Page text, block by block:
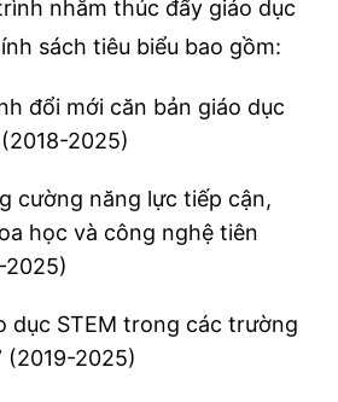
nhằm thúc đẩy giáo dục
sách tiêu biểu bao gồm:
đổi mới căn bản giáo dục
2025)
cường năng lực tiếp cận,
học và công nghệ tiên
2025)
dục STEM trong các trường
(2019-2025)